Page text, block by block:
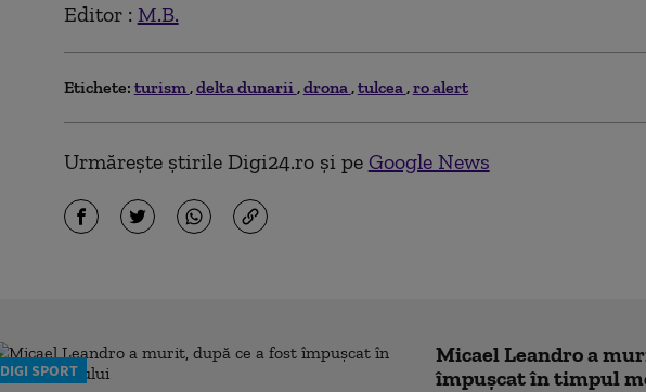
Editor : M.B.
Etichete: turism delta dunarii drona tulcea ro alert
Urmărește știrile Digi24.ro și pe Google News
DIGI SPORT
Micael Leandro a
împușcat în timpul